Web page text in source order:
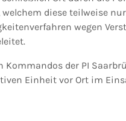
welchem diese teilweise
wegen
Kommandos der PI
Einheit vor Ort im